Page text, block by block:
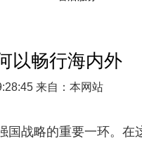
售后网点
特约服务站
配件库
以畅行海内外
来自：本网站
战略的重要一环。在